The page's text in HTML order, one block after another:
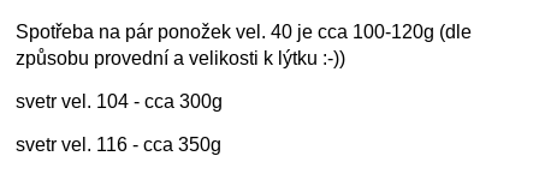
Spotřeba na pár ponožek vel. 40 je cca 100-120g (dle
způsobu provední a velikosti k lýtku :-))
svetr vel. 104 - cca 300g
svetr vel. 116 - cca 350g